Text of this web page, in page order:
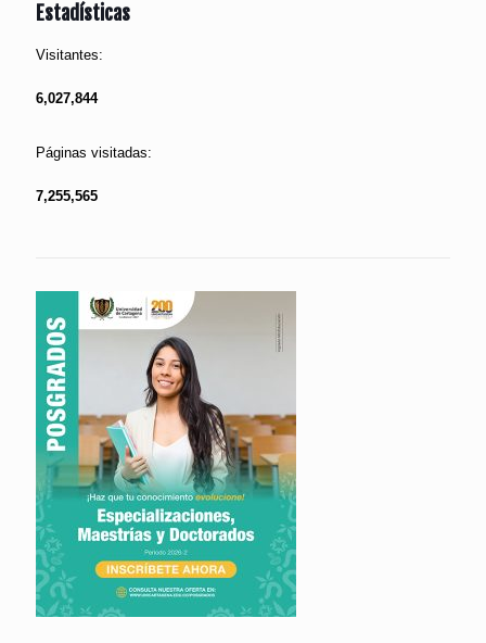
Estadísticas
Visitantes:
6,027,844
Páginas visitadas:
7,255,565